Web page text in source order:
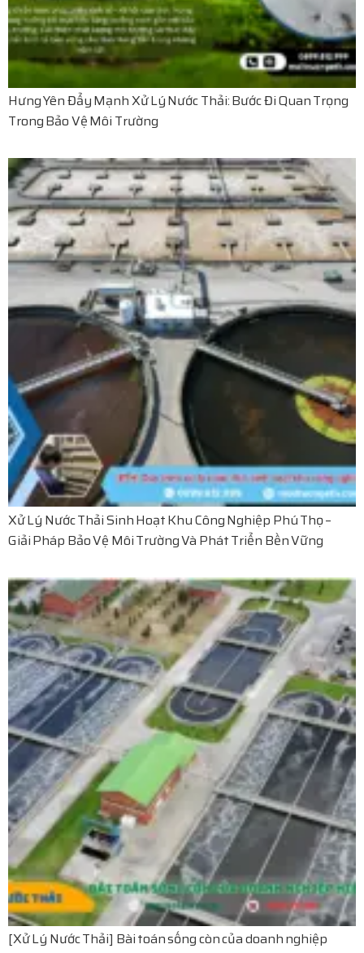
Hưng Yên Đẩy Mạnh Xử Lý Nước Thải: Bước Đi Quan Trọng
Trong Bảo Vệ Môi Trường
Xử Lý Nước Thải Sinh Hoạt Khu Công Nghiệp Phú Thọ –
Giải Pháp Bảo Vệ Môi Trường Và Phát Triển Bền Vững
[Xử Lý Nước Thải] Bài toán sống còn của doanh nghiệp